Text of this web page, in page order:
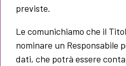
previste.
Le comunichiamo che il
nominare un Responsabile
dati, che potrà essere